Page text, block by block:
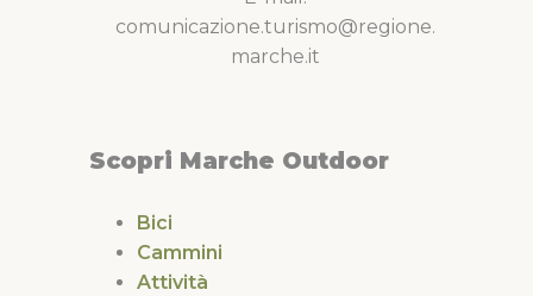
comunicazione.turismo@regione.
marche.it
Scopri Marche Outdoor
Bici
Cammini
Attività